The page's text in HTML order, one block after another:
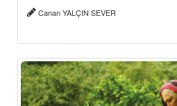
Canan YALÇIN SEVER